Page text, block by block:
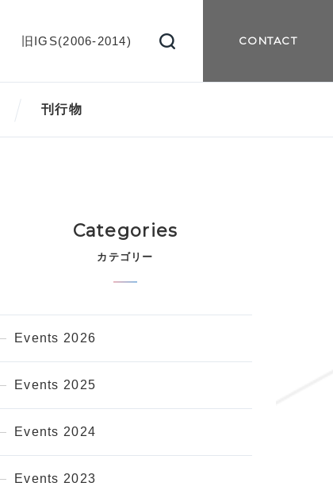
旧IGS(2006-2014) CONTACT
刊行物
Categories
カテゴリー
Events 2026
Events 2025
Events 2024
Events 2023